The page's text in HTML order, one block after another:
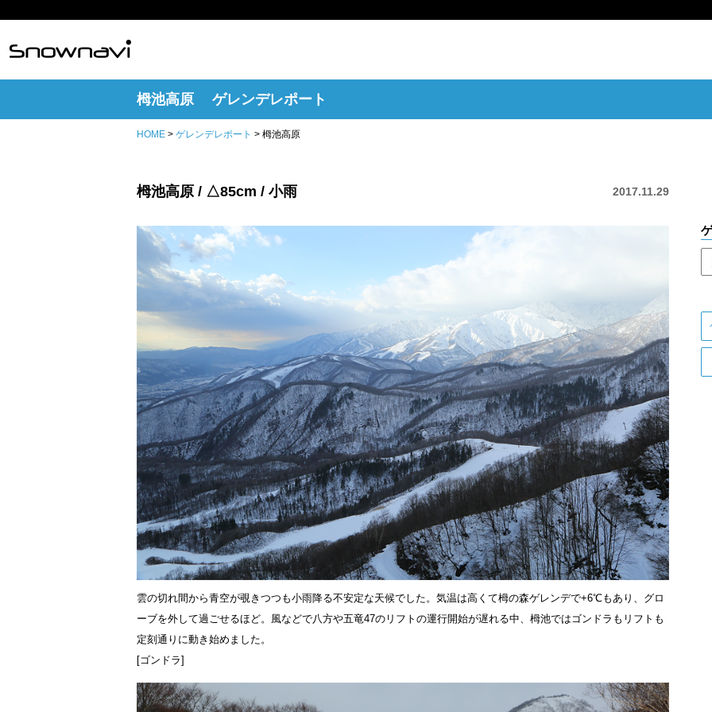
栂池高原 ゲレンデレポート
HOME > ゲレンデレポート > 栂池高原
栂池高原 / △85cm / 小雨 2017.11.29
雲の切れ間から青空が覗きつつも小雨降る不安定な天候でした。気温は高くて栂の森ゲレンデで+6℃もあり、グロ
ーブを外して過ごせるほど。風などで八方や五竜47のリフトの運行開始が遅れる中、栂池ではゴンドラもリフトも
定刻通りに動き始めました。
[ゴンドラ]